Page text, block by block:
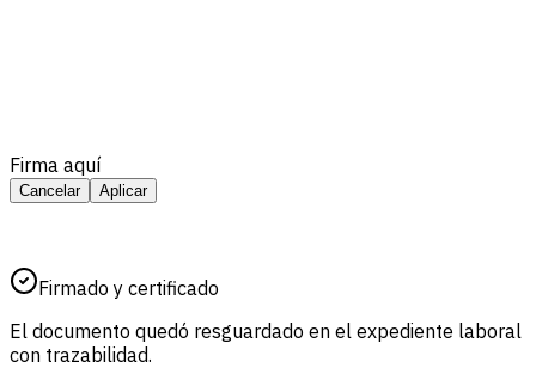
Firma aquí
Cancelar Aplicar
Firmado y certificado
El documento quedó resguardado en el expediente laboral
con trazabilidad.